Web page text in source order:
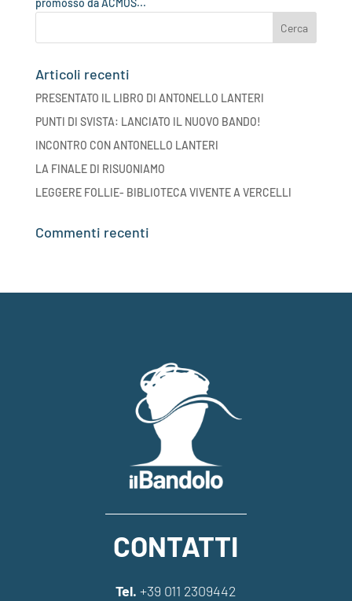
promosso da ACMOS...
Articoli recenti
PRESENTATO IL LIBRO DI ANTONELLO LANTERI
PUNTI DI SVISTA: LANCIATO IL NUOVO BANDO!
INCONTRO CON ANTONELLO LANTERI
LA FINALE DI RISUONIAMO
LEGGERE FOLLIE- BIBLIOTECA VIVENTE A VERCELLI
Commenti recenti
CONTATTI
Tel. +39 011 2309442